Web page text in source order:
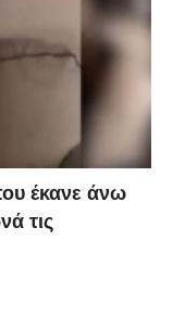
έκανε άνω
τις